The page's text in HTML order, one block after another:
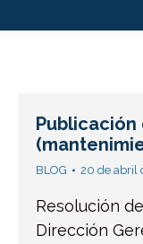
Publicación
BLOG 20 de abril
Resolución
Dirección